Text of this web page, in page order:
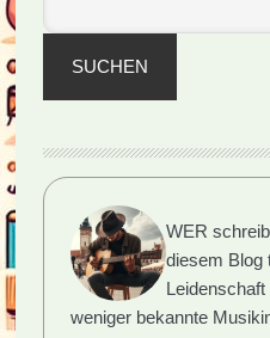
SUCHEN
WER
diesem Blog
weniger bekannte